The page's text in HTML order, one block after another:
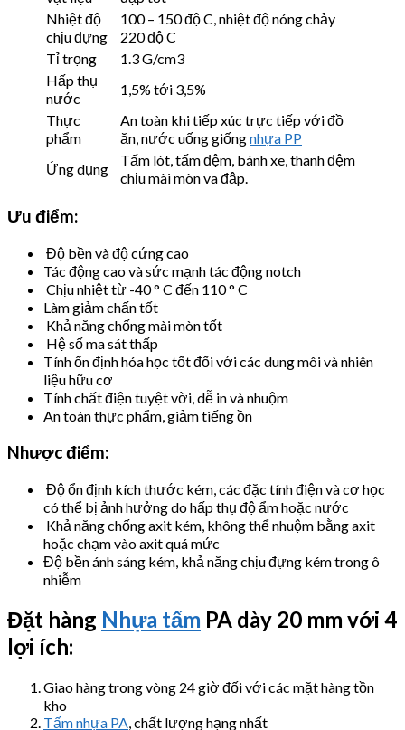
Nhiệt độ
chịu đựng
100 – 150 độ C, nhiệt độ nóng chảy
220 độ C
Tỉ trọng
1.3 G/cm3
Hấp thụ
nước
1,5% tới 3,5%
Thực
phẩm
An toàn khi tiếp xúc trực tiếp với đồ
ăn, nước uống giốngnhựa PP
Ứng dụng
Tấm lót, tấm đệm, bánh xe, thanh đệm
chịu mài mòn va đập.
Ưu điểm:
Độ bền và độ cứng cao
Tác động cao và sức mạnh tác động notch
Chịu nhiệt từ -40 ° C đến 110 ° C
Làm giảm chấn tốt
Khả năng chống mài mòn tốt
Hệ số ma sát thấp
Tính ổn định hóa học tốt đối với các dung môi và nhiên
liệu hữu cơ
Tính chất điện tuyệt vời, dễ in và nhuộm
An toàn thực phẩm, giảm tiếng ồn
Nhược điểm:
Độ ổn định kích thước kém, các đặc tính điện và cơ học
có thể bị ảnh hưởng do hấp thụ độ ẩm hoặc nước
Khả năng chống axit kém, không thể nhuộm bằng axit
hoặc chạm vào axit quá mức
Độ bền ánh sáng kém, khả năng chịu đựng kém trong ô
nhiễm
Đặt hàng Nhựa tấm PA dày 20 mm với 4
lợi ích:
Giao hàng trong vòng 24 giờ đối với các mặt hàng tồn
kho
Tấm nhựa PA, chất lượng hạng nhất